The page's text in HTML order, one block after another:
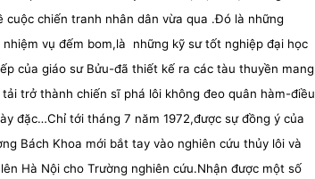
chiến tranh nhân dân vừa qua .Đó là những
vụ đếm bom,là
những kỹ sư tốt nghiệp đại học
của giáo sư Bửu-đã thiết kế ra các tàu thuyền mang
trở thành chiến sĩ phá lôi không đeo quân hàm-điều
đặc…Chỉ tới tháng 7 năm 1972,được sự đồng ý của
Bách Khoa mới bắt tay vào nghiên cứu thủy lôi và
Hà Nội cho Trường nghiên cứu.Nhận được một số